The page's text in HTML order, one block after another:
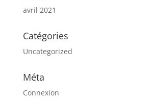
avril 2021
Catégories
Uncategorized
Méta
Connexion